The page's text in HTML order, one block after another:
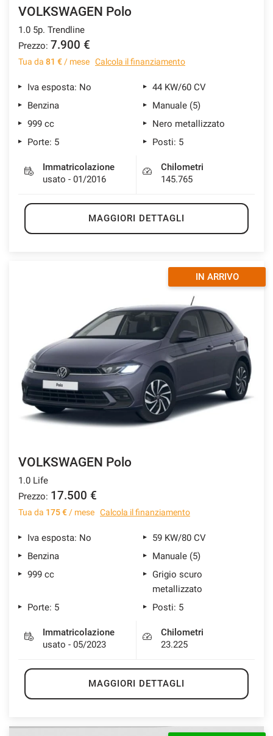
VOLKSWAGEN Polo
1.0 5p. Trendline
Prezzo: 7.900 €
Tua da 81 €/ mese Calcola il finanziamento
Iva esposta: No
44 KW/60 CV
Benzina
Manuale (5)
999 cc
Nero metallizzato
Porte: 5
Posti: 5
Immatricolazione
usato - 01/2016
Chilometri
145.765
MAGGIORI DETTAGLI
IN ARRIVO
VOLKSWAGEN Polo
1.0 Life
Prezzo: 17.500 €
Tua da 175 €/ mese Calcola il finanziamento
Iva esposta: No
59 KW/80 CV
Benzina
Manuale (5)
999 cc
Grigio scuro
metallizzato
Porte: 5
Posti: 5
Immatricolazione
usato - 05/2023
Chilometri
23.225
MAGGIORI DETTAGLI